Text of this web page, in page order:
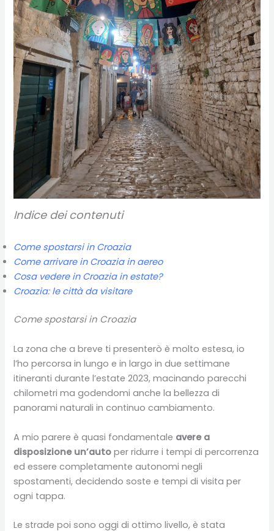
Indice dei contenuti
Come spostarsi in Croazia
Come arrivare in Croazia in aereo
Cosa vedere in Croazia in estate?
Croazia: le città da visitare
Come spostarsi in Croazia
La zona che a breve ti presenterò è molto estesa, io
l’ho percorsa in lungo e in largo in due settimane
itineranti durante l’estate 2023, macinando parecchi
chilometri ma godendomi anche la bellezza di
panorami naturali in continuo cambiamento.
A mio parere è quasi fondamentale avere a
disposizione un’auto per ridurre i tempi di percorrenza
ed essere completamente autonomi negli
spostamenti, decidendo soste e tempi di visita per
ogni tappa.
Le strade poi sono oggi di ottimo livello, è stata